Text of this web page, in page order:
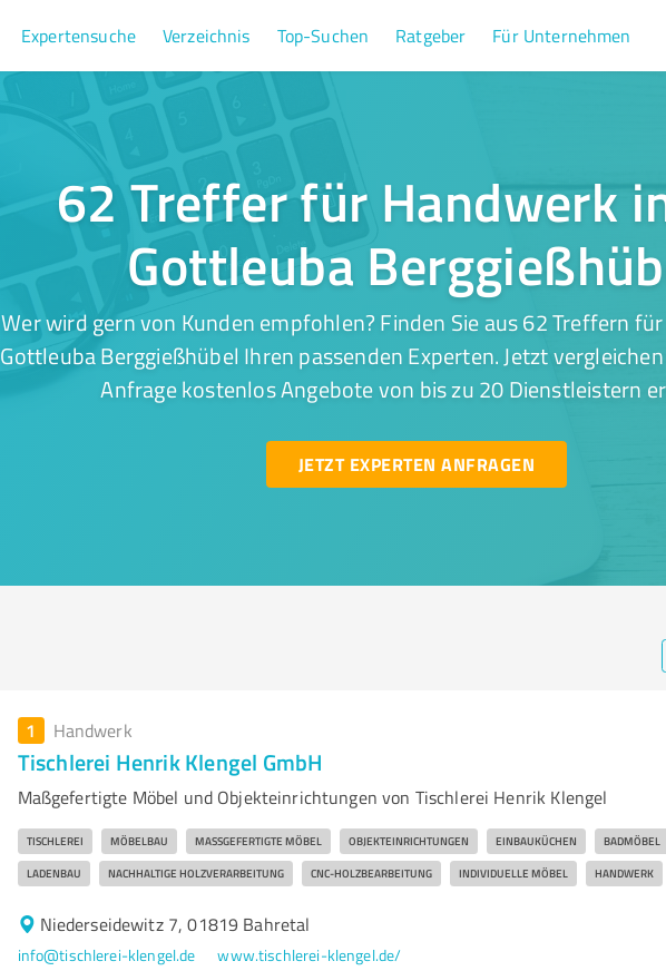
Expertensuche Verzeichnis Top-Suchen Ratgeber Für Unternehmen
62 Treffer für Handwerk
Gottleuba
Wer wird gern von Kunden empfohlen? Finden Sie aus 62 Treffern
Gottleuba Berggießhübel Ihren passenden Experten. Jetzt
Anfrage kostenlos Angebote von bis zu 20 Dienstleistern
JETZT EXPERTEN ANFRAGEN
1 Handwerk
Tischlerei Henrik Klengel GmbH
Maßgefertigte Möbel und Objekteinrichtungen von Tischlerei Henrik Klengel
TISCHLEREI MÖBELBAU MASSGEFERTIGTE MÖBEL OBJEKTEINRICHTUNGEN EINBAUKÜCHEN BADMÖBEL
LADENBAU NACHHALTIGE HOLZVERARBEITUNG CNC-HOLZBEARBEITUNG INDIVIDUELLE MÖBEL HANDWERK
Niederseidewitz 7, 01819 Bahretal
info@tischlerei-klengel.de www.tischlerei-klengel.de/